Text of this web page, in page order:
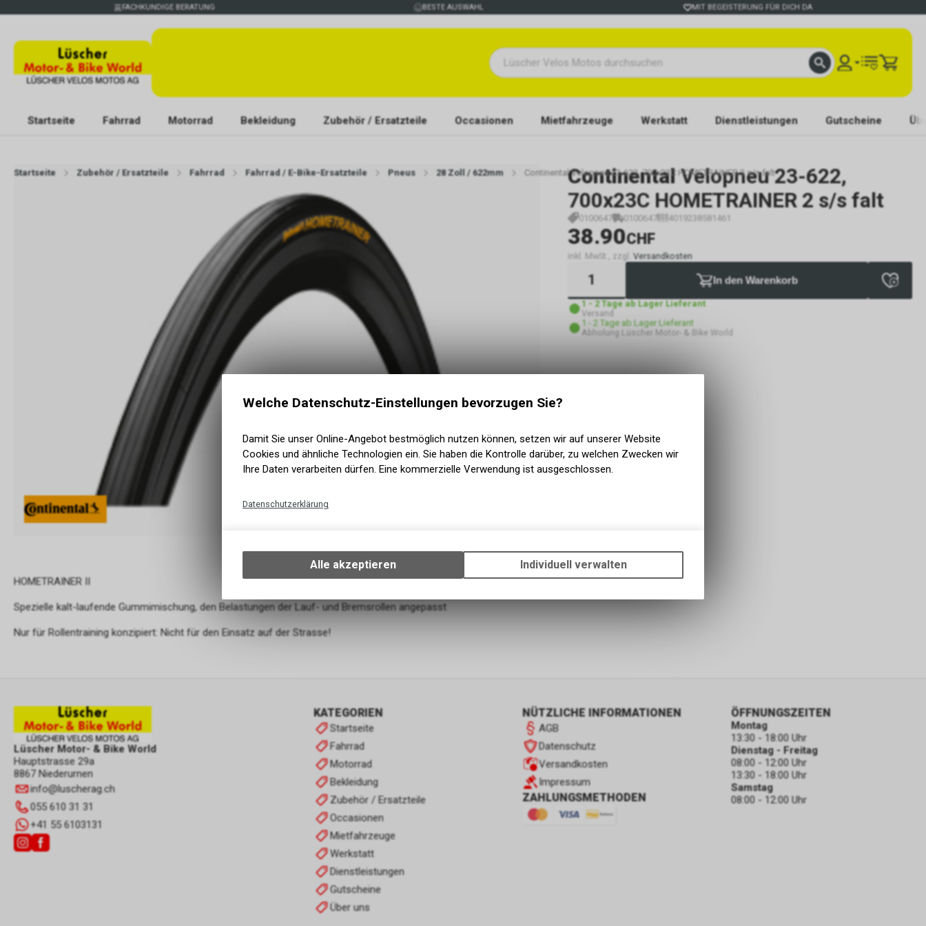
FACHKUNDIGE BERATUNG BESTE AUSWAHL MIT BEGEISTERUNG FÜR DICH DA
Startseite Fahrrad Motorrad Bekleidung Zubehör / Ersatzteile Occasionen Mietfahrzeuge Werkstatt Dienstleistungen Gutscheine
Startseite Zubehör / Ersatzteile Fahrrad Fahrrad / E-Bike-Ersatzteile Pneus 28 Zoll / 622mm Continental Velopneu 23-622, 700x23C HOMETRAINER 2 s/s falt
Continental Velopneu 23-622,
700x23C HOMETRAINER 2 s/s falt
0100647 0100647 4019238581461
38.90CHF
inkl. MwSt., zzgl. Versandkosten
In den Warenkorb
1 - 2 Tage ab Lager Lieferant
Versand
1 - 2 Tage ab Lager Lieferant
Abholung Lüscher Motor- & Bike World
HOMETRAINER II
Spezielle kalt-laufende Gummimischung, den Belastungen der Lauf- und Bremsrollen angepasst
Nur für Rollentraining konzipiert: Nicht für den Einsatz auf der Strasse!
Lüscher Motor- & Bike World
Hauptstrasse 29a
8867 Niederurnen
info@luscherag.ch
055 610 31 31
+41 55 6103131
KATEGORIEN
Startseite
Fahrrad
Motorrad
Bekleidung
Zubehör / Ersatzteile
Occasionen
Mietfahrzeuge
Werkstatt
Dienstleistungen
Gutscheine
Über uns
NÜTZLICHE INFORMATIONEN
AGB
Datenschutz
Versandkosten
Impressum
ZAHLUNGSMETHODEN
ÖFFNUNGSZEITEN
Montag
13:30 - 18:00 Uhr
Dienstag - Freitag
08:00 - 12:00 Uhr
13:30 - 18:00 Uhr
Samstag
08:00 - 12:00 Uhr
Welche Datenschutz-Einstellungen bevorzugen Sie?
Damit Sie unser Online-Angebot bestmöglich nutzen können, setzen wir auf unserer Website
Cookies und ähnliche Technologien ein. Sie haben die Kontrolle darüber, zu welchen Zwecken wir
Ihre Daten verarbeiten dürfen. Eine kommerzielle Verwendung ist ausgeschlossen.
Datenschutzerklärung
Ihrem Gerät, um die grundlegenden Funktionen unseres Online-Angebots, wie die
Verwendung des Warenkorbs, zu ermöglichen. Bitte beachten Sie, dass die
zulassen.
Alle akzeptieren Individuell verwalten